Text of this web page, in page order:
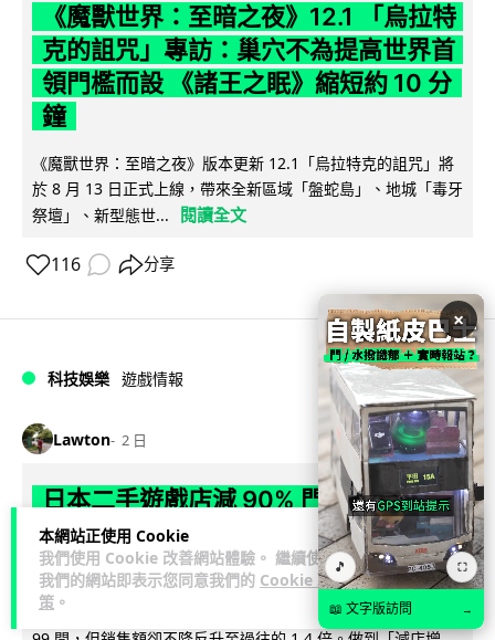
本網站正使用 Cookie
我們使用 Cookie 改善網站體驗。 繼續使用
我們的網站即表示您同意我們的 Cookie 政
策 。
《魔獸世界：至暗之夜》12.1 「烏拉特
克的詛咒」專訪：巢穴不為提高世界首
領門檻而設 《諸王之眠》縮短約 10 分
鐘
《魔獸世界：至暗之夜》版本更新 12.1「烏拉特克的詛咒」將
於 8 月 13 日正式上線，帶來全新區域「盤蛇島」、地城「毒牙
祭壇」、新型態世...
閱讀全文
116 分享
科技娛樂 遊戲情報
Lawton 2 日
日本二手遊戲店減 90% 門市 業績反增
四成 "懷舊"在 Z 世代變成最潮「新鮮
感」
日本零售巨頭 GEO 將懷舊遊戲銷售門市從 1,000 間大幅減至
×
🎵 ⛶
📖 文字版訪問 →